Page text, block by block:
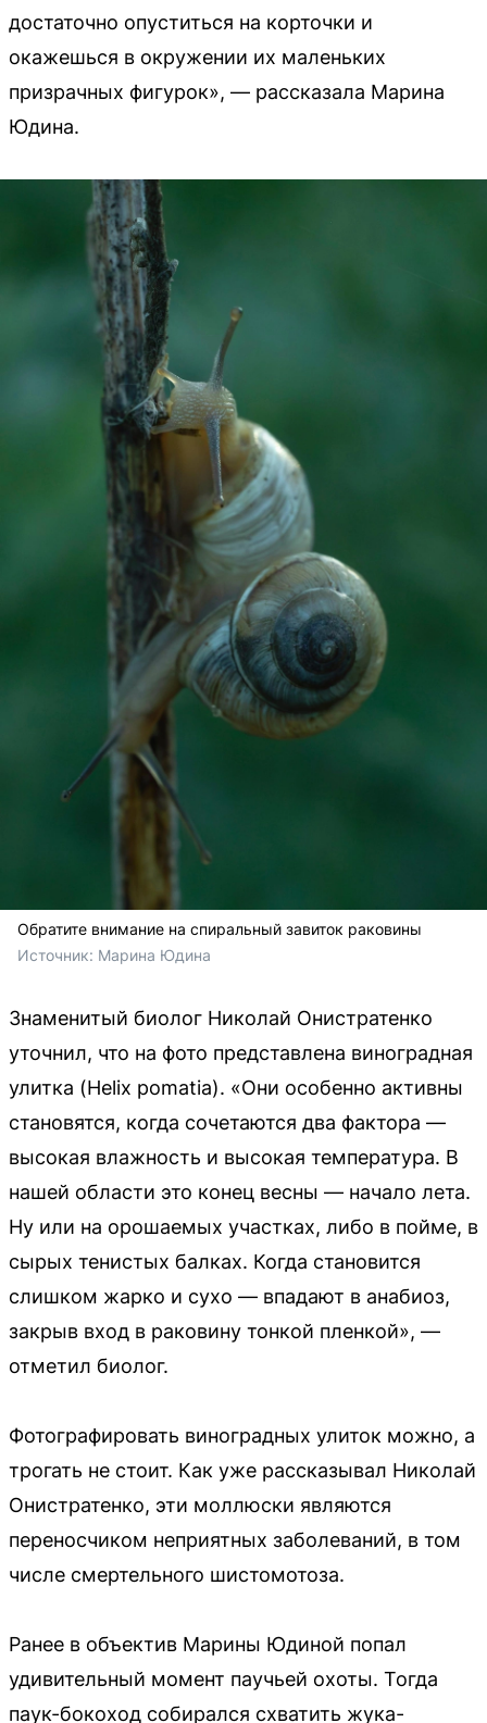
достаточно опуститься на корточки и
окажешься в окружении их маленьких
призрачных фигурок», — рассказала Марина
Юдина.
Обратите внимание на спиральный завиток раковины
Источник: Марина Юдина
Знаменитый биолог Николай Онистратенко
уточнил, что на фото представлена виноградная
улитка (Helix pomatia). «Они особенно активны
становятся, когда сочетаются два фактора —
высокая влажность и высокая температура. В
нашей области это конец весны — начало лета.
Ну или на орошаемых участках, либо в пойме, в
сырых тенистых балках. Когда становится
слишком жарко и сухо — впадают в анабиоз,
закрыв вход в раковину тонкой пленкой», —
отметил биолог.
Фотографировать виноградных улиток можно, а
трогать не стоит. Как уже рассказывал Николай
Онистратенко, эти моллюски являются
переносчиком неприятных заболеваний, в том
числе смертельного шистомотоза.
Ранее в объектив Марины Юдиной попал
удивительный момент паучьей охоты. Тогда
паук-бокоход собирался схватить жука-